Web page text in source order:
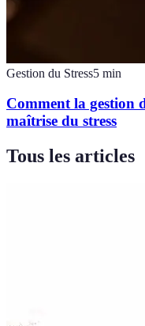
Gestion du Stress5 min
Comment la gestion
maîtrise du stress
Tous les articles